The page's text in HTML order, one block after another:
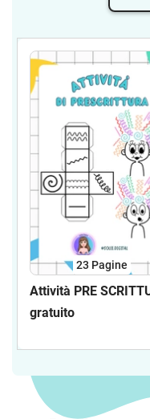
23 Pagine
Attività PRE
gratuito